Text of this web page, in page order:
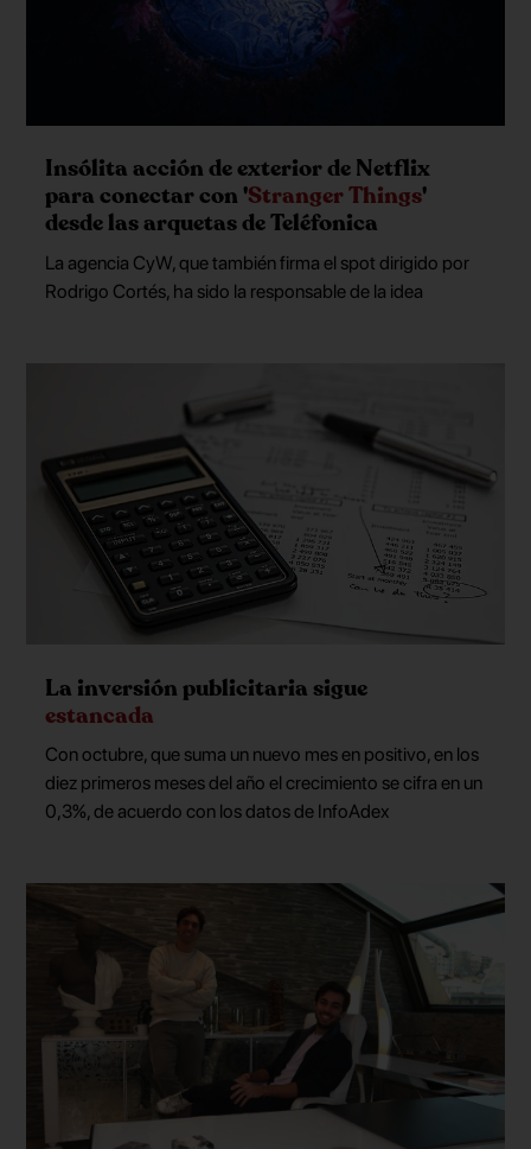
Insólita acción de exterior de Netflix
para conectar con 'Stranger Things'
desde las arquetas de Teléfonica
La agencia CyW, que también firma el spot dirigido por
Rodrigo Cortés, ha sido la responsable de la idea
La inversión publicitaria sigue
estancada
Con octubre, que suma un nuevo mes en positivo, en los
diez primeros meses del año el crecimiento se cifra en un
0,3%, de acuerdo con los datos de InfoAdex